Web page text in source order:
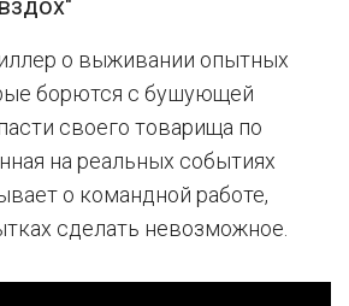
о выживании опытных
борются с бушующей
своего товарища по
на реальных событиях
о командной работе,
сделать невозможное.